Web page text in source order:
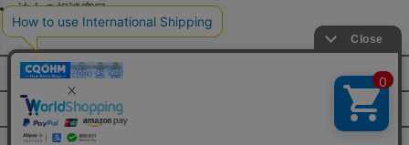
法人の相談窓口
メールマガジン登録
FAQ・お問い合わせ